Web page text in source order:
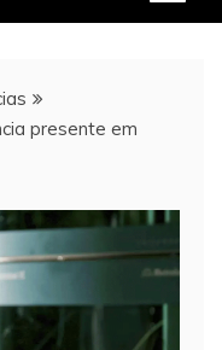
presente em